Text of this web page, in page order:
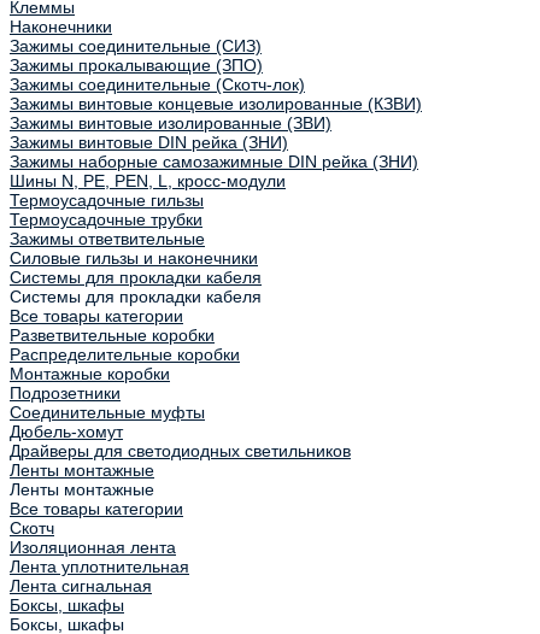
Клеммы
Наконечники
Зажимы соединительные (СИЗ)
Зажимы прокалывающие (ЗПО)
Зажимы соединительные (Скотч-лок)
Зажимы винтовые концевые изолированные (КЗВИ)
Зажимы винтовые изолированные (ЗВИ)
Зажимы винтовые DIN рейка (ЗНИ)
Зажимы наборные самозажимные DIN рейка (ЗНИ)
Шины N, PE, PEN, L, кросс-модули
Термоусадочные гильзы
Термоусадочные трубки
Зажимы ответвительные
Силовые гильзы и наконечники
Системы для прокладки кабеля
Системы для прокладки кабеля
Все товары категории
Разветвительные коробки
Распределительные коробки
Монтажные коробки
Подрозетники
Соединительные муфты
Дюбель-хомут
Драйверы для светодиодных светильников
Ленты монтажные
Ленты монтажные
Все товары категории
Скотч
Изоляционная лента
Лента уплотнительная
Лента сигнальная
Боксы, шкафы
Боксы, шкафы